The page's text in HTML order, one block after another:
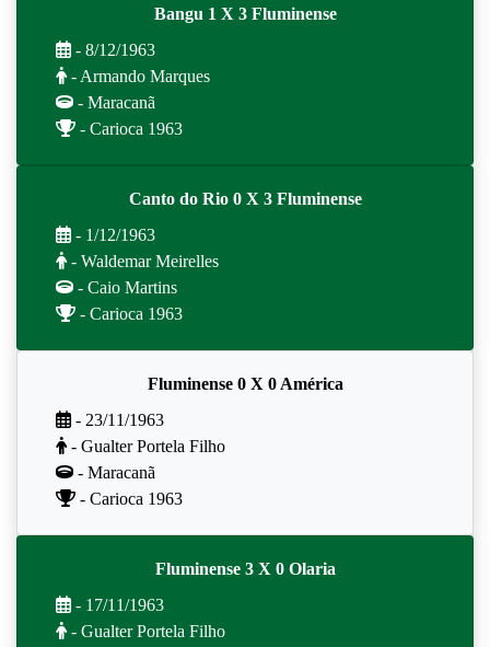
Bangu 1 X 3 Fluminense
- 8/12/1963
- Armando Marques
- Maracanã
- Carioca 1963
Canto do Rio 0 X 3 Fluminense
- 1/12/1963
- Waldemar Meirelles
- Caio Martins
- Carioca 1963
Fluminense 0 X 0 América
- 23/11/1963
- Gualter Portela Filho
- Maracanã
- Carioca 1963
Fluminense 3 X 0 Olaria
- 17/11/1963
- Gualter Portela Filho